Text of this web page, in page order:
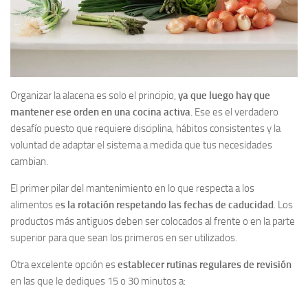
Organizar la alacena es solo el principio, ya que luego hay que
mantener ese orden en una cocina activa. Ese es el verdadero
desafío puesto que requiere disciplina, hábitos consistentes y la
voluntad de adaptar el sistema a medida que tus necesidades
cambian.
El primer pilar del mantenimiento en lo que respecta a los
alimentos es la rotación respetando las fechas de caducidad. Los
productos más antiguos deben ser colocados al frente o en la parte
superior para que sean los primeros en ser utilizados.
Otra excelente opción esestablecer rutinas regulares de revisión
en las que le dediques 15 o 30 minutos a: